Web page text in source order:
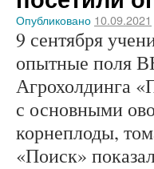
Опубликовано 10.09.2021
9 сентября
опытные поля
Агрохолдинга
с основными
корнеплоды,
«Поиск»